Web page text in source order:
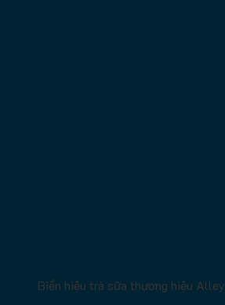
Biển hiệu trà sữa thương hiệu Alley